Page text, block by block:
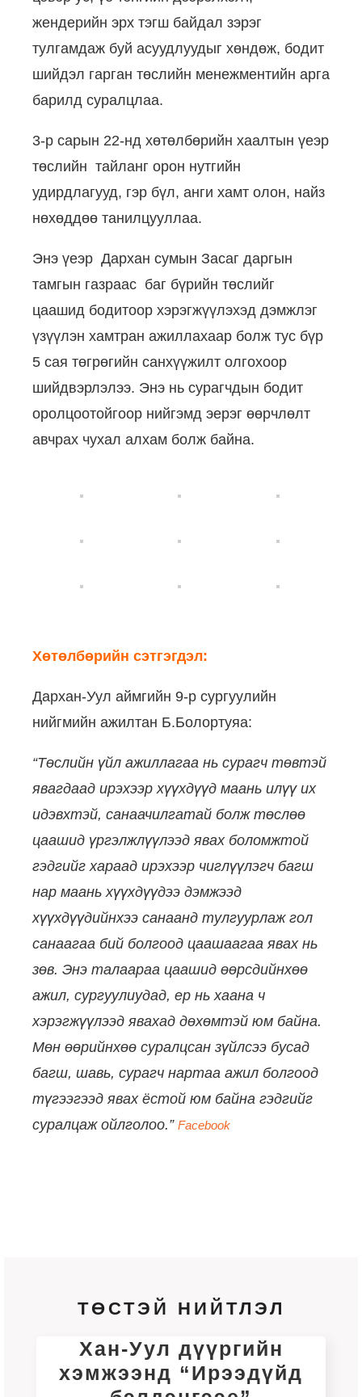
жендерийн эрх тэгш байдал зэрэг
тулгамдаж буй асуудлуудыг хөндөж, бодит
шийдэл гарган төслийн менежментийн арга
барилд суралцлаа.
3-р сарын 22-нд хөтөлбөрийн хаалтын үеэр
төслийн тайланг орон нутгийн
удирдлагууд, гэр бүл, анги хамт олон, найз
нөхөддөө танилцууллаа.
Энэ үеэр Дархан сумын Засаг даргын
тамгын газраас баг бүрийн төслийг
цаашид бодитоор хэрэгжүүлэхэд дэмжлэг
үзүүлэн хамтран ажиллахаар болж тус бүр
5 сая төгрөгийн санхүүжилт олгохоор
шийдвэрлэлээ. Энэ нь сурагчдын бодит
оролцоотойгоор нийгэмд эерэг өөрчлөлт
авчрах чухал алхам болж байна.
Хөтөлбөрийн сэтгэгдэл:
Дархан-Уул аймгийн 9-р сургуулийн
нийгмийн ажилтан Б.Болортуяа:
“Төслийн үйл ажиллагаа нь сурагч төвтэй
явагдаад ирэхээр хүүхдүүд маань илүү их
идэвхтэй, санаачилгатай болж төслөө
цаашид үргэлжлүүлээд явах боломжтой
гэдгийг хараад ирэхээр чиглүүлэгч багш
нар маань хүүхдүүдээ дэмжээд
хүүхдүүдийнхээ санаанд тулгуурлаж гол
санаагаа бий болгоод цаашаагаа явах нь
зөв. Энэ талаараа цаашид өөрсдийнхөө
ажил, сургуулиудад, ер нь хаана ч
хэрэгжүүлээд явахад дөхөмтэй юм байна.
Мөн өөрийнхөө суралцсан зүйлсээ бусад
багш, шавь, сурагч нартаа ажил болгоод
түгээгээд явах ёстой юм байна гэдгийг
суралцаж ойлголоо.” Facebook
ТӨСТЭЙ НИЙТЛЭЛ
Хан-Уул дүүргийн
хэмжээнд “Ирээдүйд